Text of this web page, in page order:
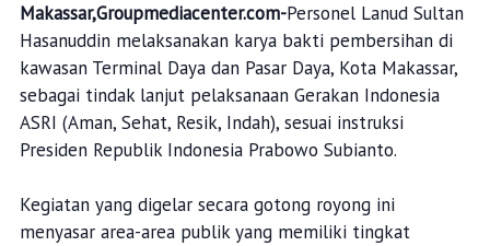
Makassar,Groupmediacenter.com-Personel Lanud Sultan
Hasanuddin melaksanakan karya bakti pembersihan di
kawasan Terminal Daya dan Pasar Daya, Kota Makassar,
sebagai tindak lanjut pelaksanaan Gerakan Indonesia
ASRI (Aman, Sehat, Resik, Indah), sesuai instruksi
Presiden Republik Indonesia Prabowo Subianto.
Kegiatan yang digelar secara gotong royong ini
menyasar area-area publik yang memiliki tingkat